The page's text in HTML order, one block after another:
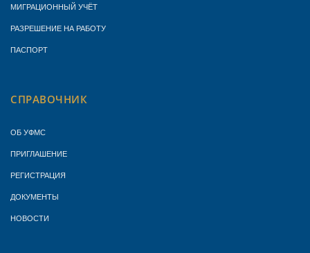
МИГРАЦИОННЫЙ УЧЁТ
РАЗРЕШЕНИЕ НА РАБОТУ
ПАСПОРТ
СПРАВОЧНИК
ОБ УФМС
ПРИГЛАШЕНИЕ
РЕГИСТРАЦИЯ
ДОКУМЕНТЫ
НОВОСТИ